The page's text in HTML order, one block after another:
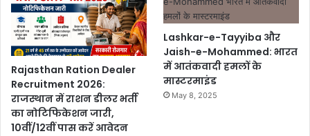
Rajasthan Ration Dealer
Recruitment 2026:
राजस्थान में राशन डीलर भर्ती
का नोटिफिकेशन जारी,
10वीं/12वीं पास करें आवेदन
Lashkar-e-Tayyiba और
Jaish-e-Mohammed: भारत
में आतंकवादी हमलों के
मास्टरमाइंड
May 8, 2025